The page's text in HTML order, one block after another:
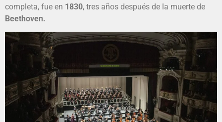
completa, fue en 1830, tres años después de la muerte de
Beethoven.